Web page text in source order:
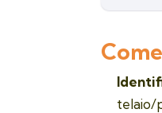
telaio/